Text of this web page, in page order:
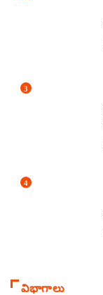
3
4
విభాగాలు